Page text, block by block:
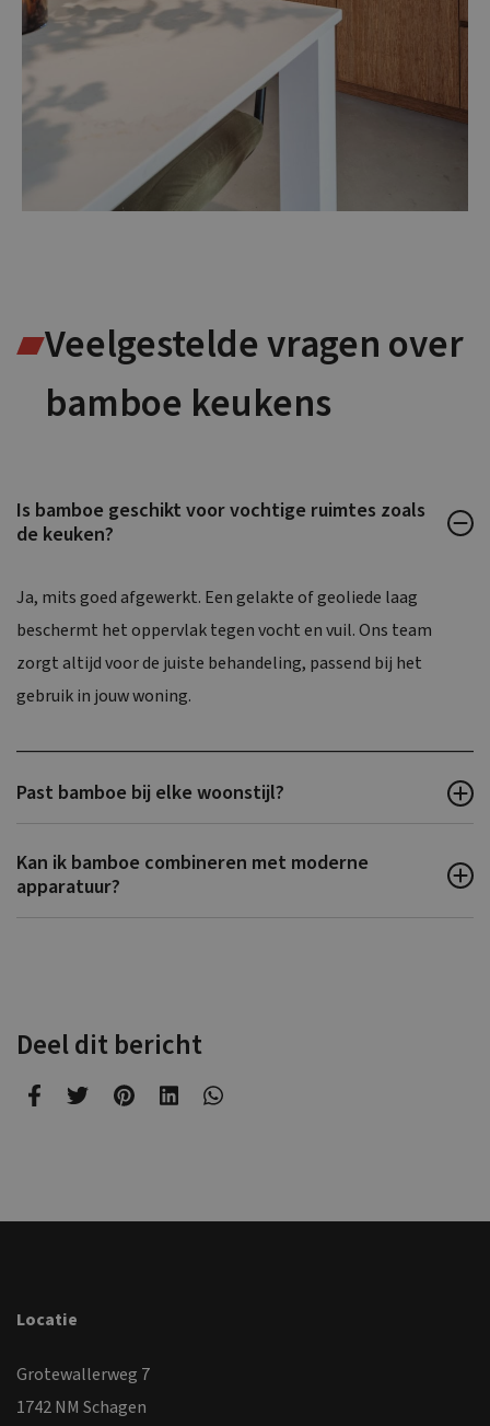
Veelgestelde vragen over
bamboe keukens
Is bamboe geschikt voor vochtige ruimtes zoals
de keuken?
Ja, mits goed afgewerkt. Een gelakte of geoliede laag
beschermt het oppervlak tegen vocht en vuil. Ons team
zorgt altijd voor de juiste behandeling, passend bij het
gebruik in jouw woning.
Past bamboe bij elke woonstijl?
Kan ik bamboe combineren met moderne
apparatuur?
Deel dit bericht
Locatie
Grotewallerweg 7
1742 NM Schagen